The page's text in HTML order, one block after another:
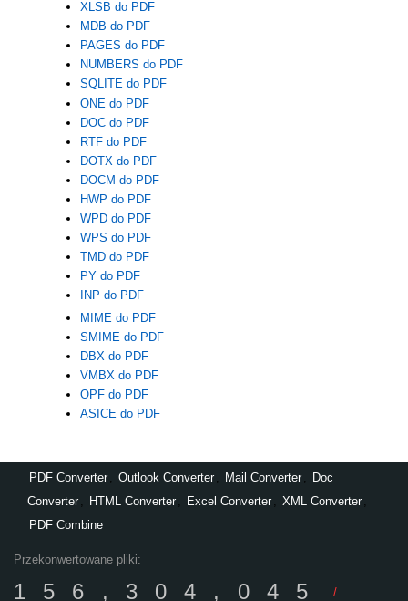
XLSB do PDF
MDB do PDF
PAGES do PDF
NUMBERS do PDF
SQLITE do PDF
ONE do PDF
DOC do PDF
RTF do PDF
DOTX do PDF
DOCM do PDF
HWP do PDF
WPD do PDF
WPS do PDF
TMD do PDF
PY do PDF
INP do PDF
MIME do PDF
SMIME do PDF
DBX do PDF
VMBX do PDF
OPF do PDF
ASICE do PDF
PDF Converter Outlook Converter Mail Converter
Doc
Converter
HTML Converter Excel Converter XML Converter
PDF Combine
Przekonwertowane pliki:
156,304,045 /